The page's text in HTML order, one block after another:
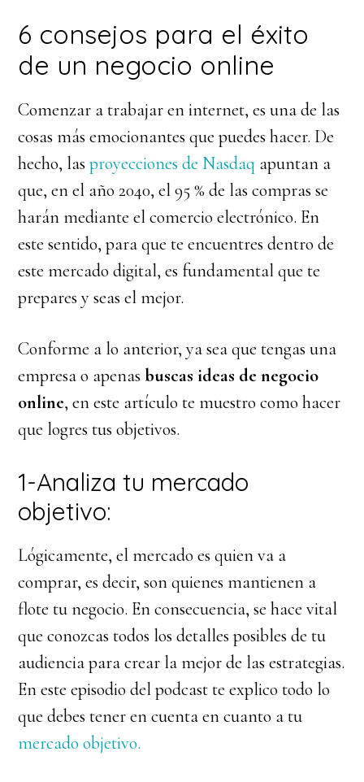
6 consejos para el éxito
de un negocio online
Comenzar a trabajar en internet, es una de las
cosas más emocionantes que puedes hacer. De
hecho, lasproyecciones de Nasdaq apuntan a
que, en el año 2040, el 95 % de las compras se
harán mediante el comercio electrónico. En
este sentido, para que te encuentres dentro de
este mercado digital, es fundamental que te
prepares y seas el mejor.
Conforme a lo anterior, ya sea que tengas una
empresa o apenasbuscas ideas de negocio
online, en este artículo te muestro como hacer
que logres tus objetivos.
1-Analiza tu mercado
objetivo:
Lógicamente, el mercado es quien va a
comprar, es decir, son quienes mantienen a
flote tu negocio. En consecuencia, se hace vital
que conozcas todos los detalles posibles de tu
audiencia para crear la mejor de las estrategias.
En este episodio del podcast te explico todo lo
que debes tener en cuenta en cuanto a tu
mercado objetivo.